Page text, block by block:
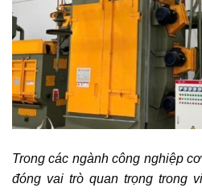
Trong các ngành công nghiệp
đóng vai trò quan trọng trong